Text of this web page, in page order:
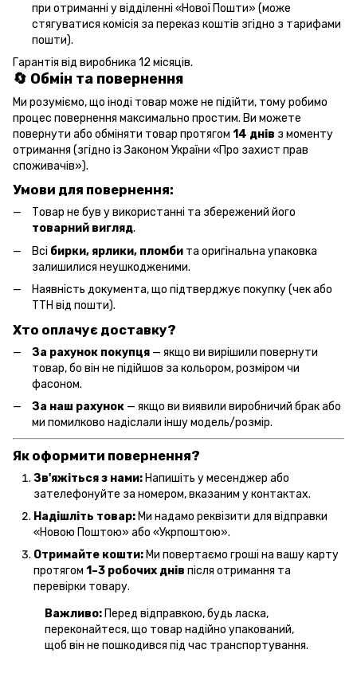
при отриманні у відділенні «Нової Пошти» (може
стягуватися комісія за переказ коштів згідно з тарифами
пошти).
Гарантія від виробника 12 місяців.
🔄 Обмін та повернення
Ми розуміємо, що іноді товар може не підійти, тому робимо
процес повернення максимально простим. Ви можете
повернути або обміняти товар протягом 14 днів з моменту
отримання (згідно із Законом України «Про захист прав
споживачів»).
Умови для повернення:
Товар не був у використанні та збережений його
товарний вигляд.
Всі бирки, ярлики, пломби та оригінальна упаковка
залишилися неушкодженими.
Наявність документа, що підтверджує покупку (чек або
ТТН від пошти).
Хто оплачує доставку?
За рахунок покупця — якщо ви вирішили повернути
товар, бо він не підійшов за кольором, розміром чи
фасоном.
За наш рахунок — якщо ви виявили виробничий брак або
ми помилково надіслали іншу модель/розмір.
Як оформити повернення?
Зв'яжіться з нами: Напишіть у месенджер або
зателефонуйте за номером, вказаним у контактах.
Надішліть товар: Ми надамо реквізити для відправки
«Новою Поштою» або «Укрпоштою».
Отримайте кошти: Ми повертаємо гроші на вашу карту
протягом 1–3 робочих днів після отримання та
перевірки товару.
Важливо: Перед відправкою, будь ласка,
переконайтеся, що товар надійно упакований,
щоб він не пошкодився під час транспортування.